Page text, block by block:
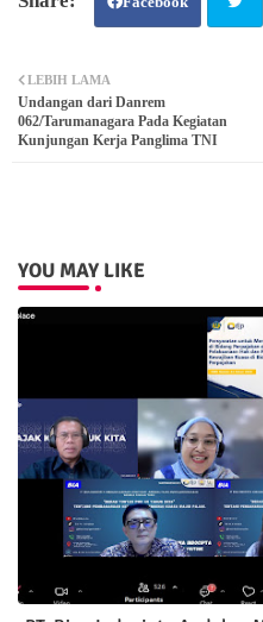
LEBIH LAMA
Undangan dari Danrem
062/Tarumanagara Pada Kegiatan
Kunjungan Kerja Panglima TNI
YOU MAY LIKE